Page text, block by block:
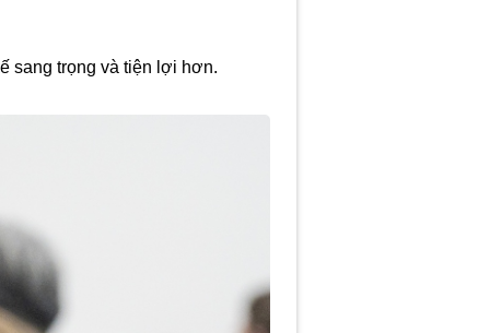
sang trọng và tiện lợi hơn.